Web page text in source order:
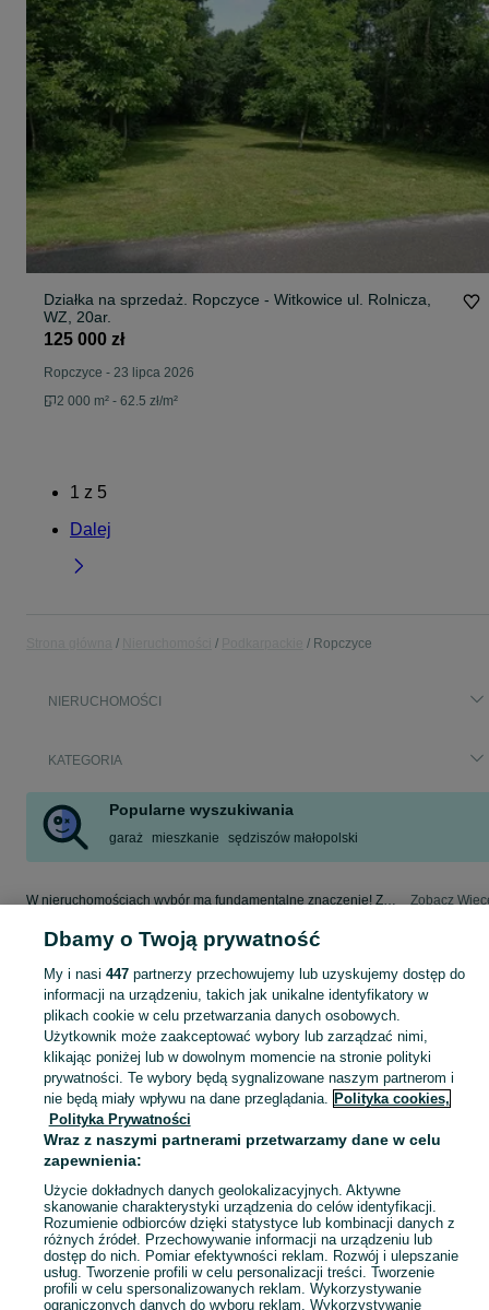
Działka na sprzedaż. Ropczyce - Witkowice ul. Rolnicza,
WZ, 20ar.
125 000 zł
Ropczyce - 23 lipca 2026
2 000 m² - 62.5 zł/m²
1 z 5
Dalej
Ropczyce
NIERUCHOMOŚCI
KATEGORIA
Popularne wyszukiwania
garaż mieszkanie sędziszów małopolski
W nieruchomościach wybór ma fundamentalne znaczenie! Znajdź wymarzony lokal w kategorii Nieruchomości na OLX - Ropczyce i okolice! Zobacz
Mapa kategorii
Mapa miejscowości
Mapa ministron
Popularne wyszukiwania
Dbamy o Twoją prywatność
My i nasi 447partnerzy przechowujemy lub uzyskujemy dostęp do
informacji na urządzeniu, takich jak unikalne identyfikatory w
plikach cookie w celu przetwarzania danych osobowych.
Użytkownik może zaakceptować wybory lub zarządzać nimi,
klikając poniżej lub w dowolnym momencie na stronie polityki
prywatności. Te wybory będą sygnalizowane naszym partnerom i
nie będą miały wpływu na dane przeglądania. Polityka cookies,
Polityka Prywatności
Wraz z naszymi partnerami przetwarzamy dane w celu
zapewnienia:
Użycie dokładnych danych geolokalizacyjnych. Aktywne
skanowanie charakterystyki urządzenia do celów identyfikacji.
Rozumienie odbiorców dzięki statystyce lub kombinacji danych z
różnych źródeł. Przechowywanie informacji na urządzeniu lub
dostęp do nich. Pomiar efektywności reklam. Rozwój i ulepszanie
usług. Tworzenie profili w celu personalizacji treści. Tworzenie
profili w celu spersonalizowanych reklam. Wykorzystywanie
ograniczonych danych do wyboru reklam. Wykorzystywanie